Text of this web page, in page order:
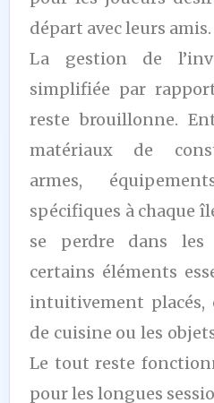
départ avec leurs amis.
La gestion de
simplifiée par
reste brouillonne.
matériaux de
armes,
spécifiques à chaque
se perdre dans les
certains éléments
intuitivement placés,
de cuisine ou les
Le tout reste
pour les longues